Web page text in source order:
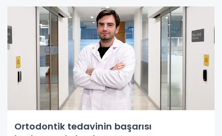
Ortodontik tedavinin başarısı